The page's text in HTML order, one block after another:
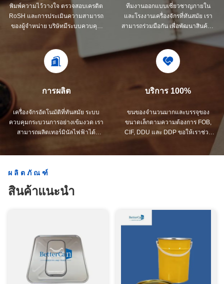
พิมพ์ความไว้วางใจ ตรวจสอบเครดิต
RoSH และการประเมินความสามารถ
ของผู้จําหน่าย บริษัทมีระบบควบคุม
ทีมงานออกแบบเชี่ยวชาญภายใน
และโรงงานเครื่องจักรที่ทันสมัย เรา
สามารถร่วมมือกัน เพื่อพัฒนาสินค้าที่
คุณต้องการ
การผลิต
เครื่องจักรอัตโนมัติที่ทันสมัย ระบบ
ควบคุมกระบวนการอย่างเข้มงวด เรา
สามารถผลิตเทอร์มินัลไฟฟ้าได้
บริการ 100%
ขนของจํานวนมากและบรรจุของ
ขนาดเล็กตามความต้องการ FOB,
CIF, DDU และ DDP ขอให้เราช่วย
ผลิตภัณฑ์
สินค้าแนะนำ